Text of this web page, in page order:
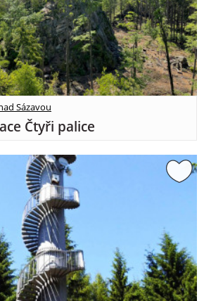
Sázavou
Čtyři palice